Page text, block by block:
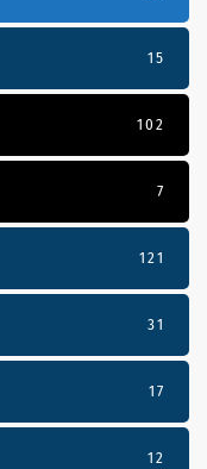
15
102
7
121
31
17
12